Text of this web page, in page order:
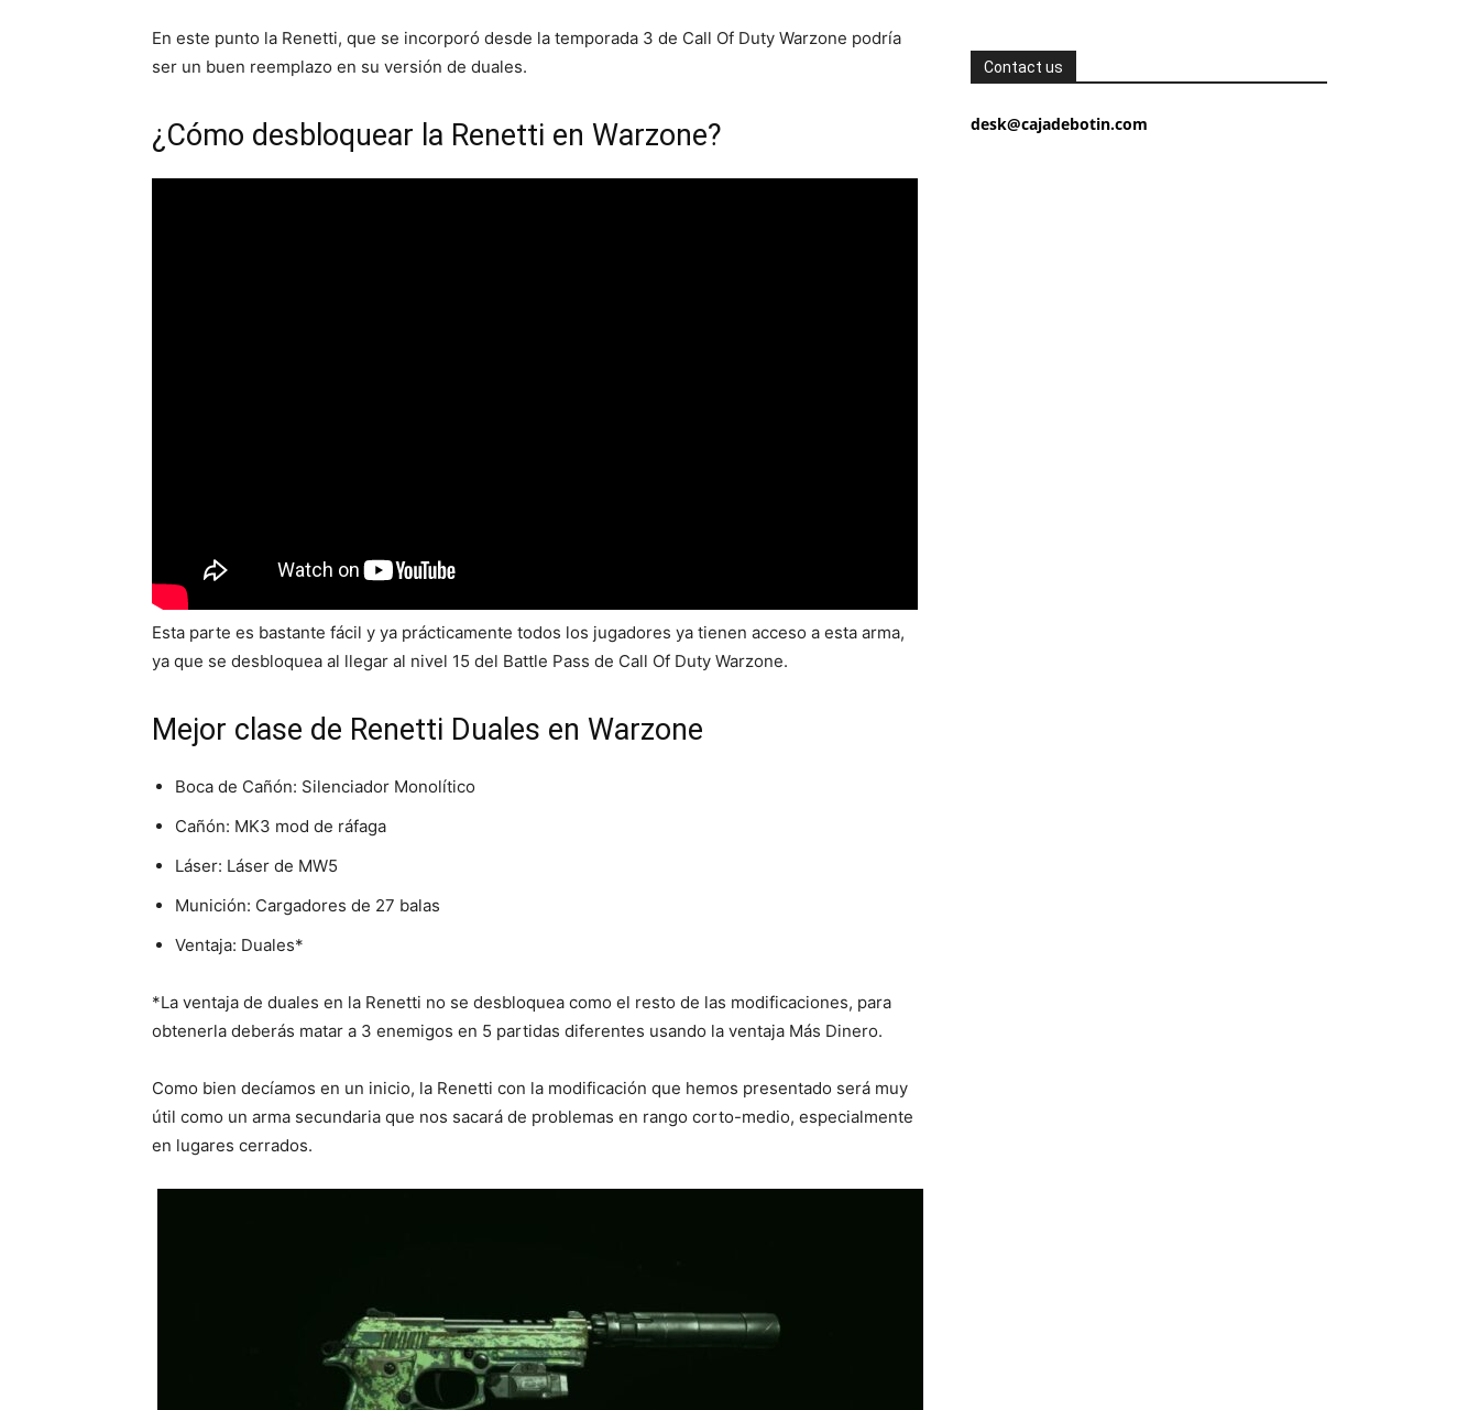
En este punto la Renetti, que se incorporó desde la temporada 3 de Call Of Duty Warzone podría
ser un buen reemplazo en su versión de duales.
¿Cómo desbloquear la Renetti en Warzone?
Esta parte es bastante fácil y ya prácticamente todos los jugadores ya tienen acceso a esta arma,
ya que se desbloquea al llegar al nivel 15 del Battle Pass de Call Of Duty Warzone.
Mejor clase de Renetti Duales en Warzone
Boca de Cañón: Silenciador Monolítico
Cañón: MK3 mod de ráfaga
Láser: Láser de MW5
Munición: Cargadores de 27 balas
Ventaja: Duales*
*La ventaja de duales en la Renetti no se desbloquea como el resto de las modificaciones, para
obtenerla deberás matar a 3 enemigos en 5 partidas diferentes usando la ventaja Más Dinero.
Como bien decíamos en un inicio, la Renetti con la modificación que hemos presentado será muy
útil como un arma secundaria que nos sacará de problemas en rango corto-medio, especialmente
en lugares cerrados.
Contact us
desk@cajadebotin.com